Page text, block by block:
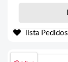
lista Pedidos